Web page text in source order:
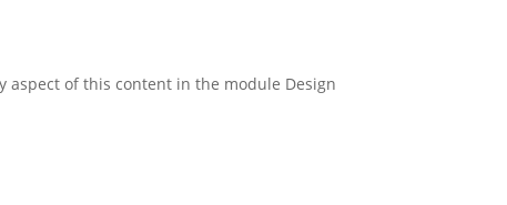
aspect of this content in the module Design